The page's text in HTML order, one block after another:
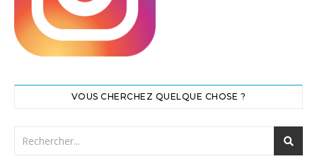
VOUS CHERCHEZ QUELQUE CHOSE ?